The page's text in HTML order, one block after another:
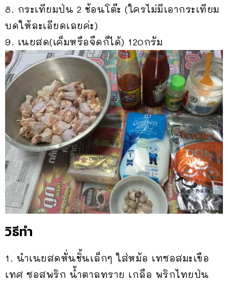
8. กระเทียมป่น 2 ช้อนโต๊ะ (ใครไม่มีเอากระเทียม
บดให้ละเอียดเลยค่ะ)
9. เนยสด(เค็มหรือจืดก็ได้) 120กรัม
วิธีทำ
1. นำเนยสดหั่นชิ้นเล็กๆ ใส่หม้อ เทซอสมะเขือ
เทศ ซอสพริก น้ำตาลทราย เกลือ พริกไทยป่น